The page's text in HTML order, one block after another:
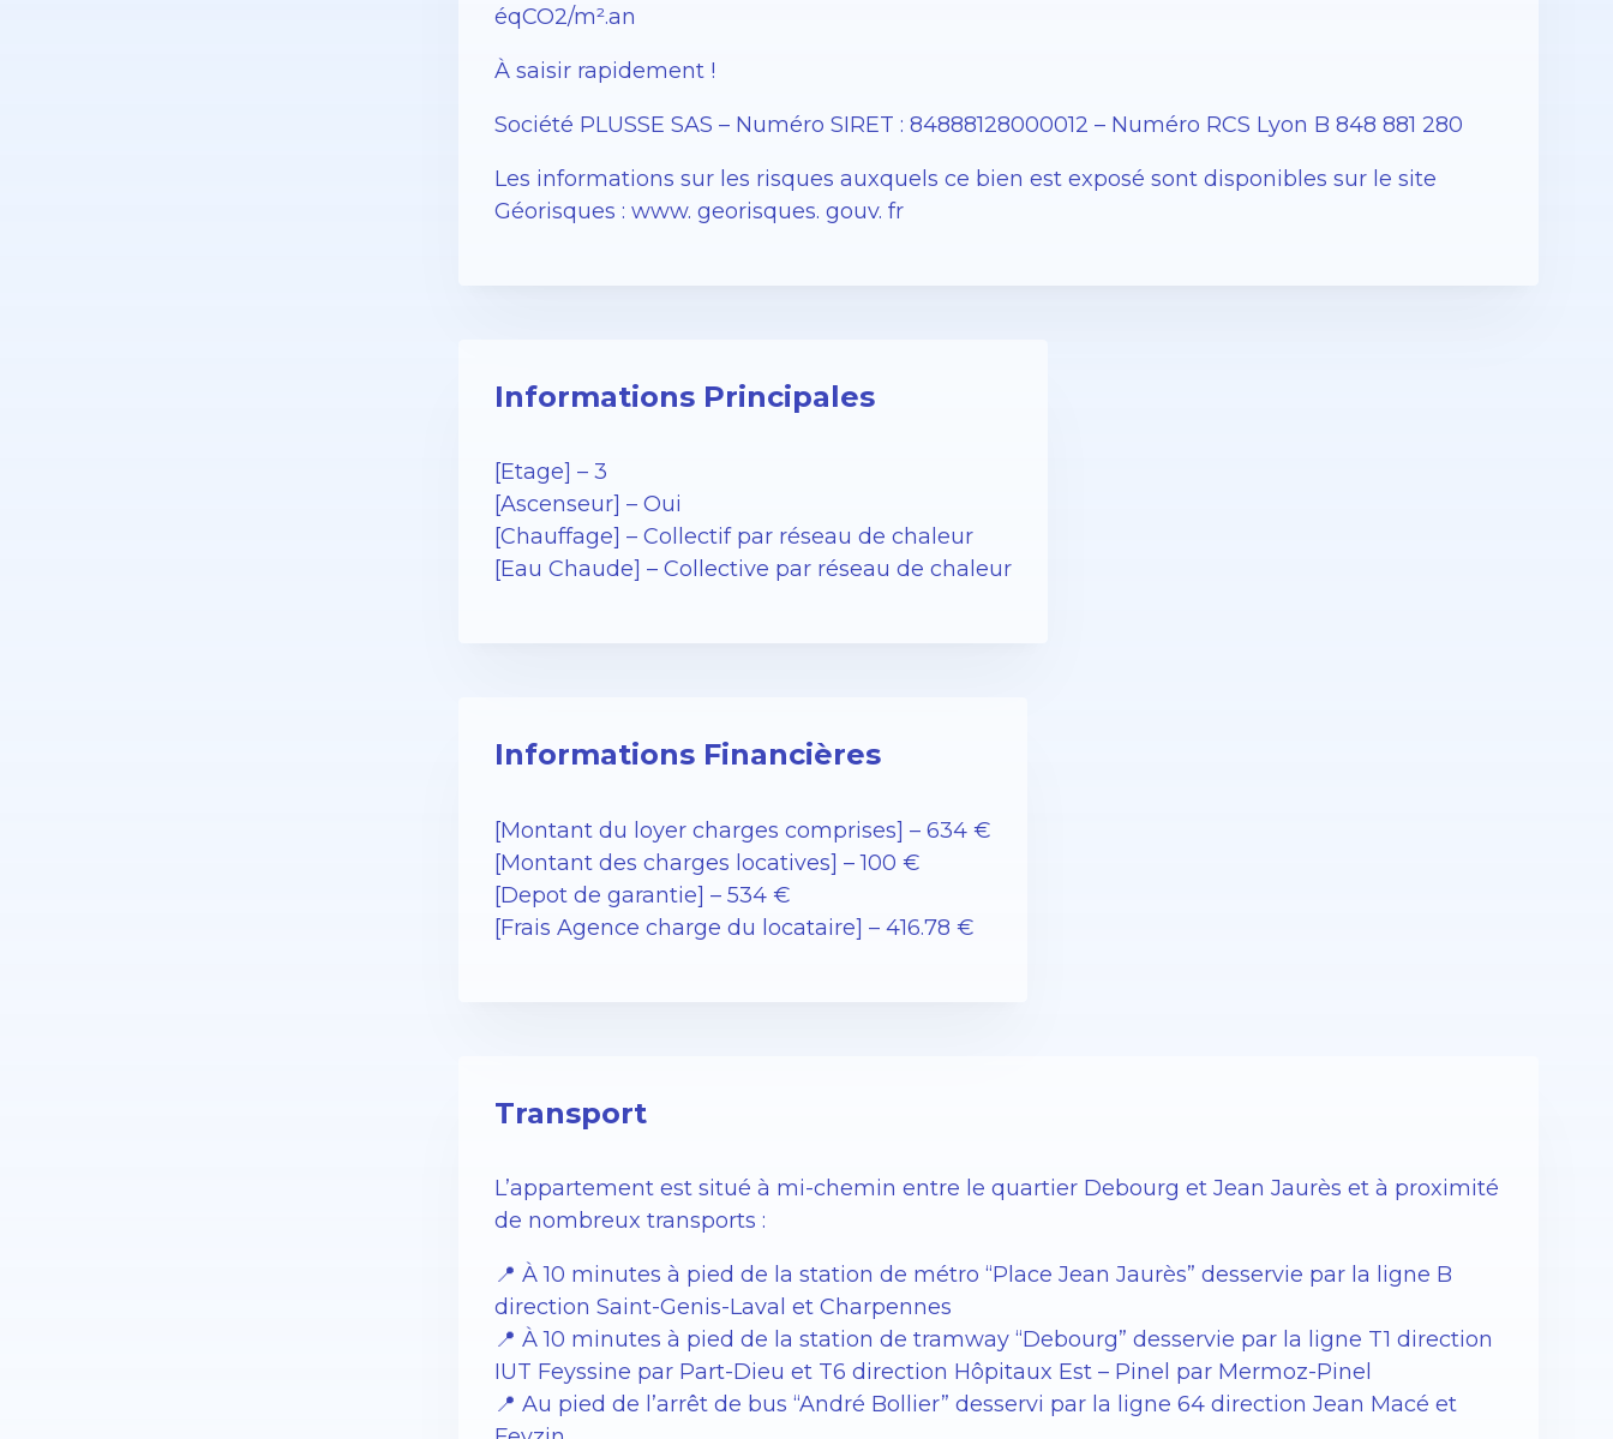
éqCO2/m².an
À saisir rapidement !
Société PLUSSE SAS – ​​Numéro SIRET : 84888128000012 – Numéro RCS Lyon B 848 881 280
Les informations sur les risques auxquels ce bien est exposé sont disponibles sur le site
Géorisques : www. georisques. gouv. fr
Informations Principales
[Etage] – 3
[Ascenseur] – Oui
[Chauffage] – Collectif par réseau de chaleur
[Eau Chaude] – Collective par réseau de chaleur
Informations Financières
[Montant du loyer charges comprises] – 634 €
[Montant des charges locatives] – 100 €
[Depot de garantie] – 534 €
[Frais Agence charge du locataire] – 416.78 €
Transport
L’appartement est situé à mi-chemin entre le quartier Debourg et Jean Jaurès et à proximité
de nombreux transports :
📍 À 10 minutes à pied de la station de métro “Place Jean Jaurès” desservie par la ligne B
direction Saint-Genis-Laval et Charpennes
📍 À 10 minutes à pied de la station de tramway “Debourg” desservie par la ligne T1 direction
IUT Feyssine par Part-Dieu et T6 direction Hôpitaux Est – Pinel par Mermoz-Pinel
📍 Au pied de l’arrêt de bus “André Bollier” desservi par la ligne 64 direction Jean Macé et